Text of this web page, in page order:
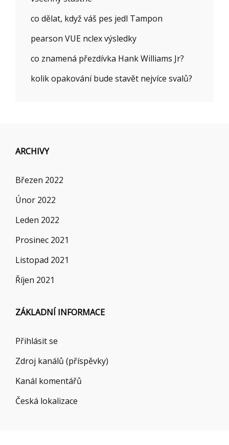
co dělat, když váš pes jedl Tampon
pearson VUE nclex výsledky
co znamená přezdívka Hank Williams Jr?
kolik opakování bude stavět nejvíce svalů?
ARCHIVY
Březen 2022
Únor 2022
Leden 2022
Prosinec 2021
Listopad 2021
Říjen 2021
ZÁKLADNÍ INFORMACE
Přihlásit se
Zdroj kanálů (příspěvky)
Kanál komentářů
Česká lokalizace